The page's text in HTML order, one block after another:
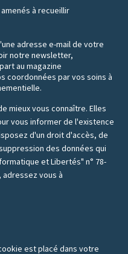
à recueillir
adresse e-mail de votre
notre newsletter,
au magazine
coordonnées par vos soins à
mieux vous connaître. Elles
vous informer de l'existence
d'un droit d'accès, de
des données qui
et Libertés" n° 78-
adressez vous à
est placé dans votre